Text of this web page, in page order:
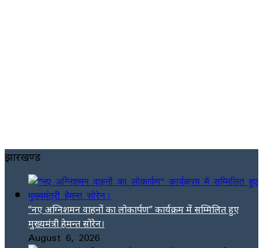
झारखण्ड
“नए अग्निशमन वाहनों का लोकार्पण” कार्यक्रम में सम्मिलित हुए
मुख्यमंत्री हेमन्त सोरेन।
August 6, 2026